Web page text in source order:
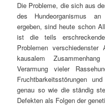
Die Probleme, die sich aus
des Hundeorganismus an
ergeben, sind heute schon
ist die teils
Problemen
kausalem
Verarmung vieler
Fruchtbarkeitsstörungen
genau so wie die ständig
Defekten als Folgen der